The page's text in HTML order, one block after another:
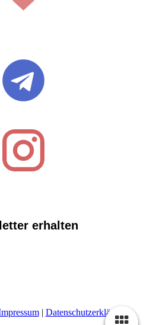
erhalten
| Datenschutzerklärung